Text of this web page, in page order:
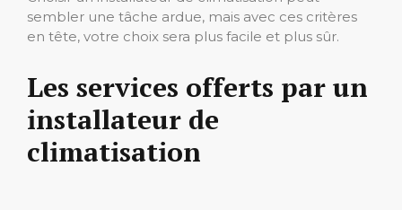
sembler une tâche ardue, mais avec ces critères
en tête, votre choix sera plus facile et plus sûr.
Les services offerts par un
installateur de
climatisation